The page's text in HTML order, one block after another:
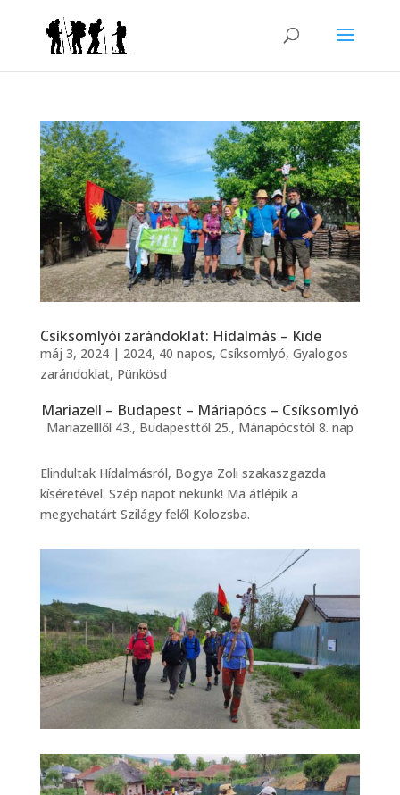
Csíksomlyói zarándoklat: Hídalmás – Kide
máj 3, 2024| 2024, 40 napos, Csíksomlyó, Gyalogos
zarándoklat, Pünkösd
Mariazell – Budapest – Máriapócs – Csíksomlyó
Mariazelllől 43., Budapesttől 25., Máriapócstól 8. nap
Elindultak Hídalmásról, Bogya Zoli szakaszgazda
kíséretével. Szép napot nekünk! Ma átlépik a
megyehatárt Szilágy felől Kolozsba.